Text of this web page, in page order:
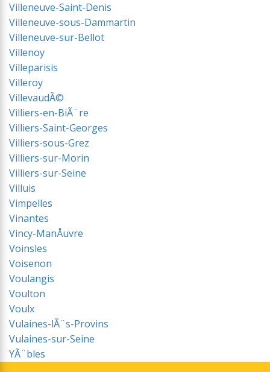
Villeneuve-Saint-Denis
Villeneuve-sous-Dammartin
Villeneuve-sur-Bellot
Villenoy
Villeparisis
Villeroy
VillevaudÃ©
Villiers-en-BiÃ¨re
Villiers-Saint-Georges
Villiers-sous-Grez
Villiers-sur-Morin
Villiers-sur-Seine
Villuis
Vimpelles
Vinantes
Vincy-ManÅuvre
Voinsles
Voisenon
Voulangis
Voulton
Voulx
Vulaines-lÃ¨s-Provins
Vulaines-sur-Seine
YÃ¨bles